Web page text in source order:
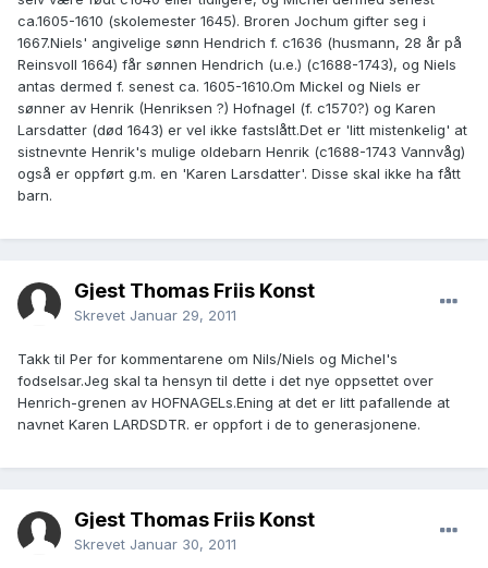
ca.1605-1610 (skolemester 1645). Broren Jochum gifter seg i
1667.Niels' angivelige sønn Hendrich f. c1636 (husmann, 28 år på
Reinsvoll 1664) får sønnen Hendrich (u.e.) (c1688-1743), og Niels
antas dermed f. senest ca. 1605-1610.Om Mickel og Niels er
sønner av Henrik (Henriksen ?) Hofnagel (f. c1570?) og Karen
Larsdatter (død 1643) er vel ikke fastslått.Det er 'litt mistenkelig' at
sistnevnte Henrik's mulige oldebarn Henrik (c1688-1743 Vannvåg)
også er oppført g.m. en 'Karen Larsdatter'. Disse skal ikke ha fått
barn.
Gjest Thomas Friis Konst
Skrevet Januar 29, 2011
Takk til Per for kommentarene om Nils/Niels og Michel's
fodselsar.Jeg skal ta hensyn til dette i det nye oppsettet over
Henrich-grenen av HOFNAGELs.Ening at det er litt pafallende at
navnet Karen LARDSDTR. er oppfort i de to generasjonene.
Gjest Thomas Friis Konst
Skrevet Januar 30, 2011